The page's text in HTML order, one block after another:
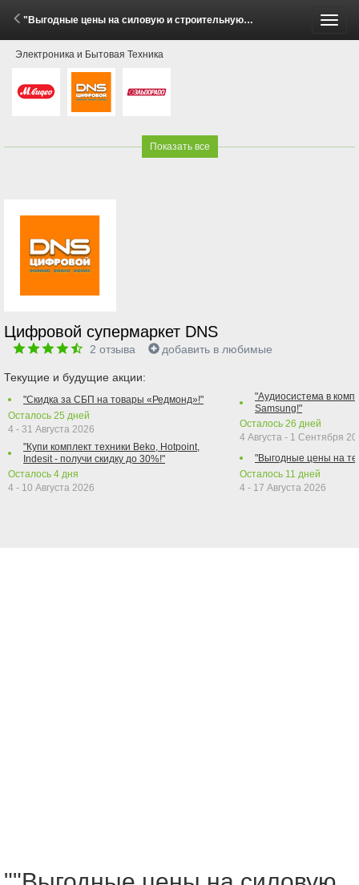
"Выгодные цены на силовую и строительную технику!" (29 Мая - 15 Июня 2026)
Электроника и Бытовая Техника
Показать все
Цифровой супермаркет DNS
2 отзыва добавить в любимые
Текущие и будущие акции:
"Скидка за СБП на товары «Редмонд»!"
Осталось 25 дней
4 - 31 Августа 2026
"Купи комплект техники Beko, Hotpoint,
Indesit - получи скидку до 30%!"
Осталось 4 дня
4 - 10 Августа 2026
"Аудиосистема в
Samsung!"
Осталось 26 дней
4 Августа - 1 Сентября
"Выгодные цены на
Осталось 11 дней
4 - 17 Августа 2026